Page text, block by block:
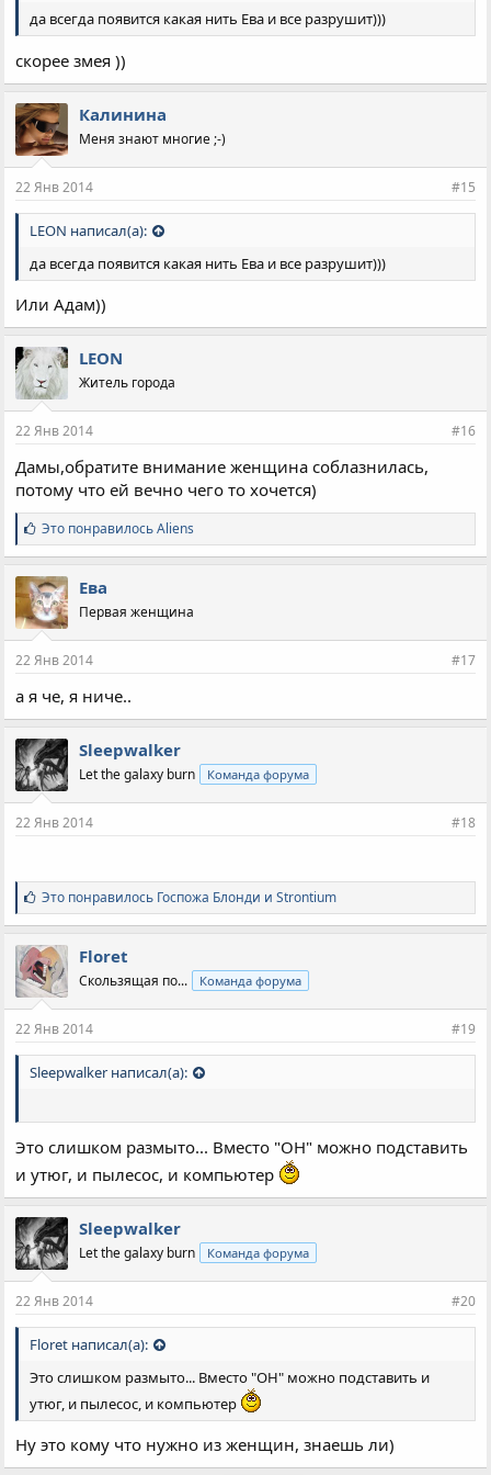
да всегда появится какая нить Ева и все разрушит)))
скорее змея ))
Калинина
Меня знают многие ;-)
22 Янв 2014 #15
LEON написал(а):
да всегда появится какая нить Ева и все разрушит)))
Или Адам))
LEON
Житель города
22 Янв 2014 #16
Дамы,обратите внимание женщина соблазнилась,
потому что ей вечно чего то хочется)
С
и
м
п
а
т
и
:
Это понравилосьAliens
Ева
Первая женщина
22 Янв 2014 #17
а я че, я ниче..
Sleepwalker
Let the galaxy burn Команда форума
22 Янв 2014 #18
С
и
м
п
а
т
и
:
Это понравилось Госпожа Блонди иStrontium
Floret
Скользящая по... Команда форума
22 Янв 2014 #19
Sleepwalker написал(а):
Это слишком размыто... Вместо "ОН" можно подставить
и утюг, и пылесос, и компьютер
Sleepwalker
Let the galaxy burn Команда форума
22 Янв 2014 #20
Floret написал(а):
Это слишком размыто... Вместо "ОН" можно подставить и
утюг, и пылесос, и компьютер
Ну это кому что нужно из женщин, знаешь ли)